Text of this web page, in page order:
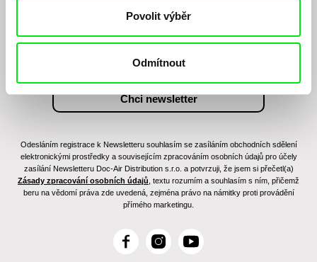
Povolit výběr
Odmítnout
Odesláním registrace k Newsletteru souhlasím se zasíláním obchodních sdělení
elektronickými prostředky a souvisejícím zpracováním osobních údajů pro účely
zasílání Newsletteru Doc-Air Distribution s.r.o. a potvrzuji, že jsem si přečetl(a)
Zásady zpracování osobních údajů , textu rozumím a souhlasím s ním, přičemž
beru na vědomí práva zde uvedená, zejména právo na námitky proti provádění
přímého marketingu.
F
I
Y